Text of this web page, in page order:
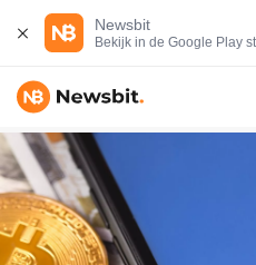
Newsbit
Bekijk in de Google Play